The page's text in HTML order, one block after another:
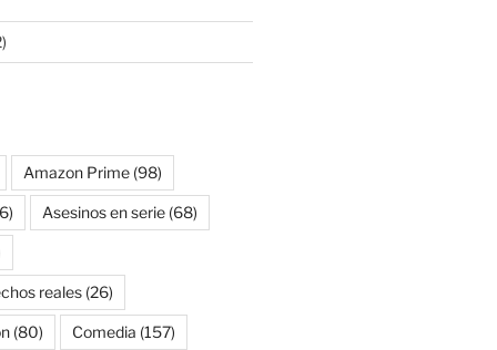
Amazon Prime(98)
Asesinos en serie(68)
reales(26)
(80) Comedia (157)